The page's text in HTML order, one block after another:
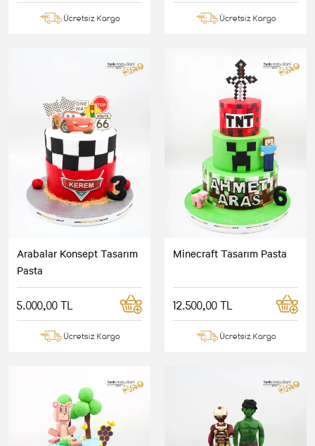
Ücretsiz Kargo Ücretsiz Kargo
Arabalar Konsept Tasarım
Pasta
5.000,00 TL
Ücretsiz Kargo
Minecraft Tasarım Pasta
12.500,00 TL
Ücretsiz Kargo